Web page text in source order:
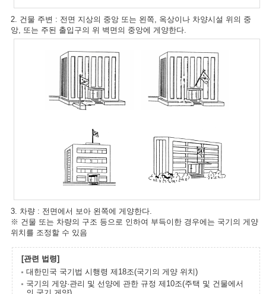
2. 건물 주변 : 전면 지상의 중앙 또는 왼쪽, 옥상이나 차양시설 위의 중
앙, 또는 주된 출입구의 위 벽면의 중앙에 게양한다.
3. 차량 : 전면에서 보아 왼쪽에 게양한다.
※ 건물 또는 차량의 구조 등으로 인하여 부득이한 경우에는 국기의 게양
위치를 조정할 수 있음
[관련 법령]
대한민국 국기법 시행령 제18조(국기의 게양 위치)
국기의 게양·관리 및 선양에 관한 규정 제10조(주택 및 건물에서